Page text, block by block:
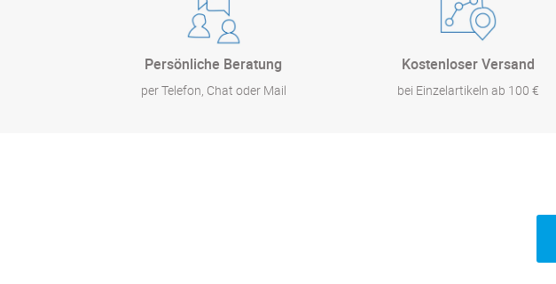
Persönliche Beratung
per Telefon, Chat oder Mail
Kostenloser Versand
bei Einzelartikeln ab 100 €